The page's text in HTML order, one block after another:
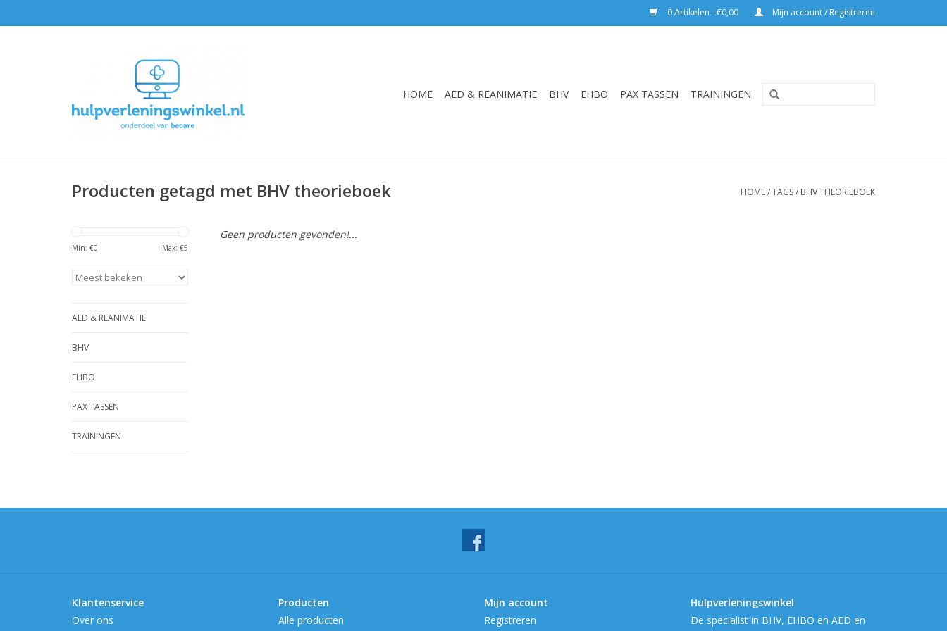
0 Artikelen - €0,00 Mijn account / Registreren
HOME AED & REANIMATIE BHV EHBO PAX TASSEN TRAININGEN
Producten getagd met BHV theorieboek HOME/TAGS/ BHV THEORIEBOEK
Min: €0 Max: €5
AED & REANIMATIE
BHV
EHBO
PAX TASSEN
TRAININGEN
Geen producten gevonden!...
Klantenservice
Over ons
Producten
Alle producten
Mijn account
Registreren
Hulpverleningswinkel
De specialist in BHV, EHBO en AED en